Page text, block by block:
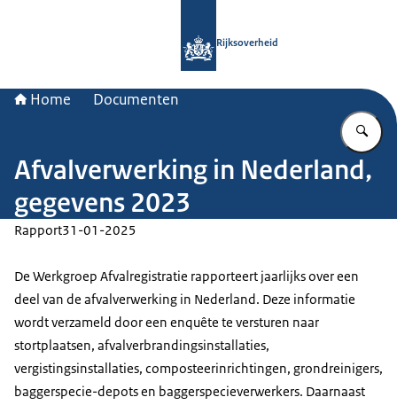
Rijksoverheid
Home Documenten
Afvalverwerking in Nederland,
gegevens 2023
Rapport31-01-2025
De Werkgroep Afvalregistratie rapporteert jaarlijks over een
deel van de afvalverwerking in Nederland. Deze informatie
wordt verzameld door een enquête te versturen naar
stortplaatsen, afvalverbrandingsinstallaties,
vergistingsinstallaties, composteerinrichtingen, grondreinigers,
baggerspecie-depots en baggerspecieverwerkers. Daarnaast